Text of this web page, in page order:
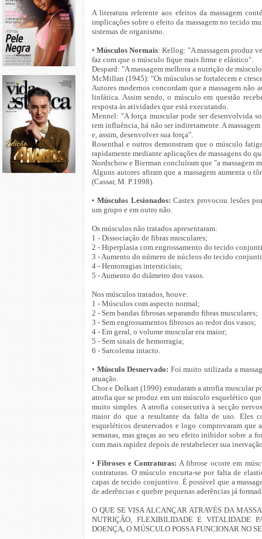
A literatura referente aos efeitos da massagem
implicações sobre o efeito da massagem no tecido
sistemas de organismo.
• Músculos Normais: Kellog: "A massagem produz
faz com que o músculo fique mais firme e elástico".
Despard: "A massagem melhora a nutrição de
McMillan (1945): "Os músculos se fortalecem e
Autores modernos concordam que a massagem não
linfática. Assim sendo, o músculo em questão
resposta às atividades que está executando.
Mennel: "A força muscular pode ser desenvolvida
tem influência, há não ser indiretamente. A
e, assim, desenvolver sua força".
Rosenthal e outros demonstram que o músculo
rapidamente mediante aplicações de massagens do
Nordschow e Bierman concluíram que "a massagem
Alguns autores afiram que a massagem aumenta o
(Cassar, M. P.1998).
•Músculos Lesionados: Castex provocou lesões
um grupo e em outro não.
Os músculos não tratados apresentaram:
1 - Dissociação de fibras musculares;
2 - Hiperplasia com engrossamento do tecido
3 - Aumento do número de núcleos do tecido
4 - Hemorragias intersticiais;
5 - Aumento do diâmetro dos vasos.
Nos músculos tratados, houve:
1 - Músculos com aspecto normal;
2 - Sem bandas fibrosas separando fibras musculares;
3 - Sem engrossamentos fibrosos ao redor dos vasos;
4 - Em geral, o volume muscular era maior;
5 - Sem sinais de hemorragia;
6 - Sarcolema intacto.
• Músculo Desnervado: Foi muito utilizada a
atuação.
Chor e Dolkart (1990) estudaram a atrofia muscular
atrofia que se produz em um músculo esquelético
muito simples. A atrofia consecutiva à secção
maior do que a resultante da falta de uso. Eles
esqueléticos desnervados e logo comprovaram
semanas, mas graças ao seu efeito inibidor sobre a
com mais rapidez depois de restabelecer sua
•Fibroses e Contraturas: A fibrose ocorre em
contraturas. O músculo encurta-se por falta de
capas de tecido conjuntivo. É possível que a
de aderências e quebre pequenas aderências já
O QUE SE VISA ALCANÇAR ATRAVÉS DA
NUTRIÇÃO, FLEXIBILIDADE E VITALIDADE
DOENÇA, O MÚSCULO POSSA FUNCIONAR NO